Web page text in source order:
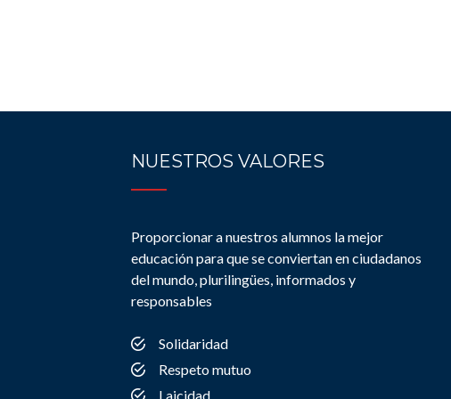
NUESTROS VALORES
Proporcionar a nuestros alumnos la mejor
educación para que se conviertan en ciudadanos
del mundo, plurilingües, informados y
responsables
Solidaridad
Respeto mutuo
Laicidad